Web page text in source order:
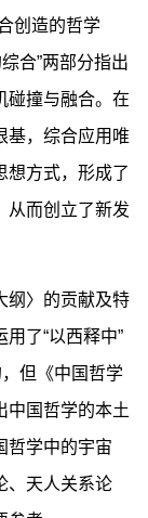
创造的哲学
合”两部分指出
碰撞与融合。在
基，综合应用唯
想方式，形成了
从而创立了新发
〉的贡献及特
了“以西释中”
但《中国哲学
中国哲学的本土
哲学中的宇宙
、天人关系论